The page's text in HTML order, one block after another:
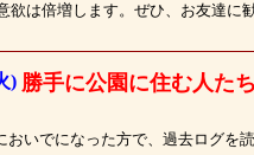
欲は倍増します。ぜひ、お友達
) 勝手に公園に住む人た
おいでになった方で、過去ログを